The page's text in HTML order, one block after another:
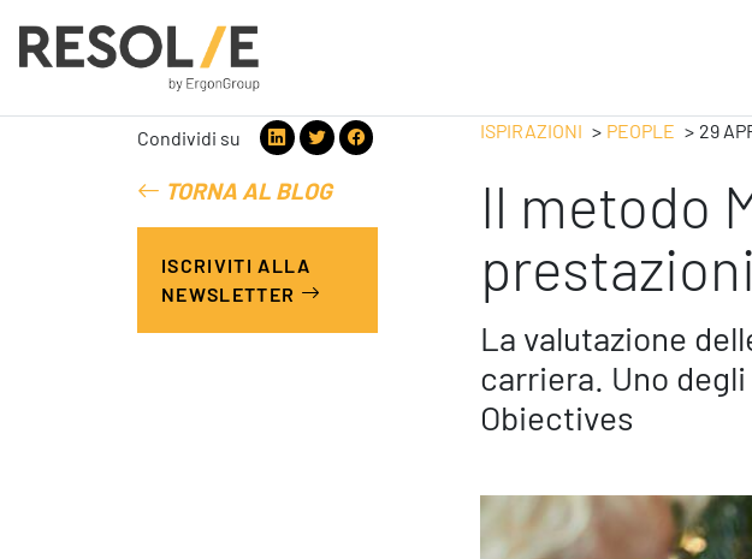
People
Leadership
Benessere Organizzativo & Sostenibile
Performance Management
Strategy
Business Process
Marketing
Finanza
231 Gestione
Smart Working
Efficientamento
Condividi su
TORNA AL BLOG
ISCRIVITI ALLA
NEWSLETTER
ISPIRAZIONI PEOPLE 29
Il metodo
prestazioni
La valutazione
carriera. Uno
Obiectives